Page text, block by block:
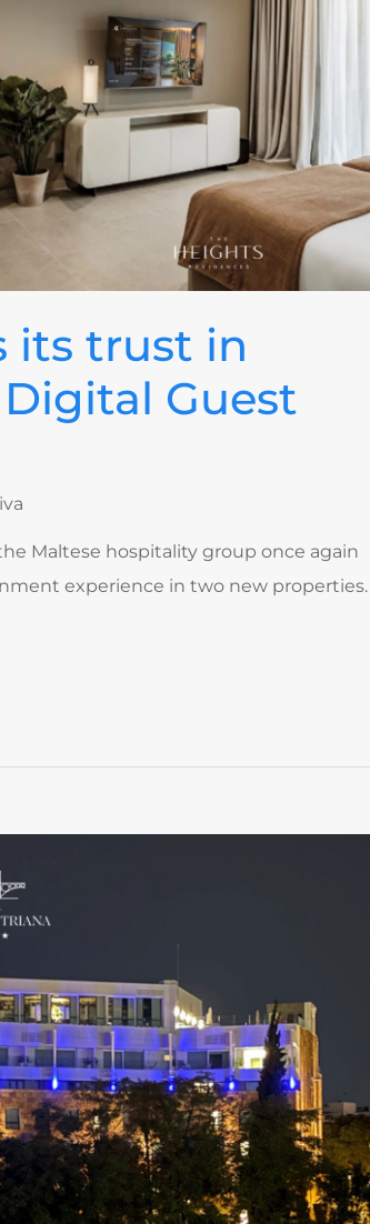
its trust in
Guest
Maltese hospitality group once again
experience in two new properties.